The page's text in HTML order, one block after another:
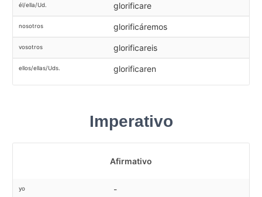
él/ella/Ud. glorificare
nosotros glorificáremos
vosotros glorificareis
ellos/ellas/Uds. glorificaren
Imperativo
Afirmativo
yo -